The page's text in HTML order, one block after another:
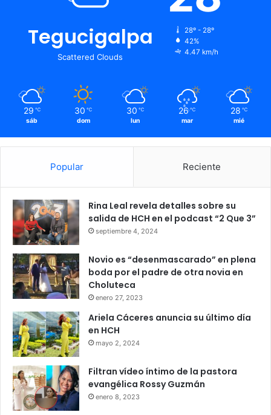
Tegucigalpa
Scattered Clouds
28º - 28º
42%
4.47 km/h
29 ℃
sáb
30 ℃
dom
30 ℃
lun
26 ℃
mar
28 ℃
mié
Popular Reciente
Rina Leal revela detalles sobre su
salida de HCH en el podcast “2 Que 3”
septiembre 4, 2024
Novio es “desenmascarado” en plena
boda por el padre de otra novia en
Choluteca
enero 27, 2023
Ariela Cáceres anuncia su último día
en HCH
mayo 2, 2024
Filtran vídeo íntimo de la pastora
evangélica Rossy Guzmán
enero 8, 2023